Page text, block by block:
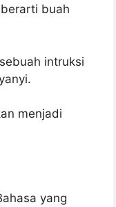
buah
intruksi
menjadi
yang